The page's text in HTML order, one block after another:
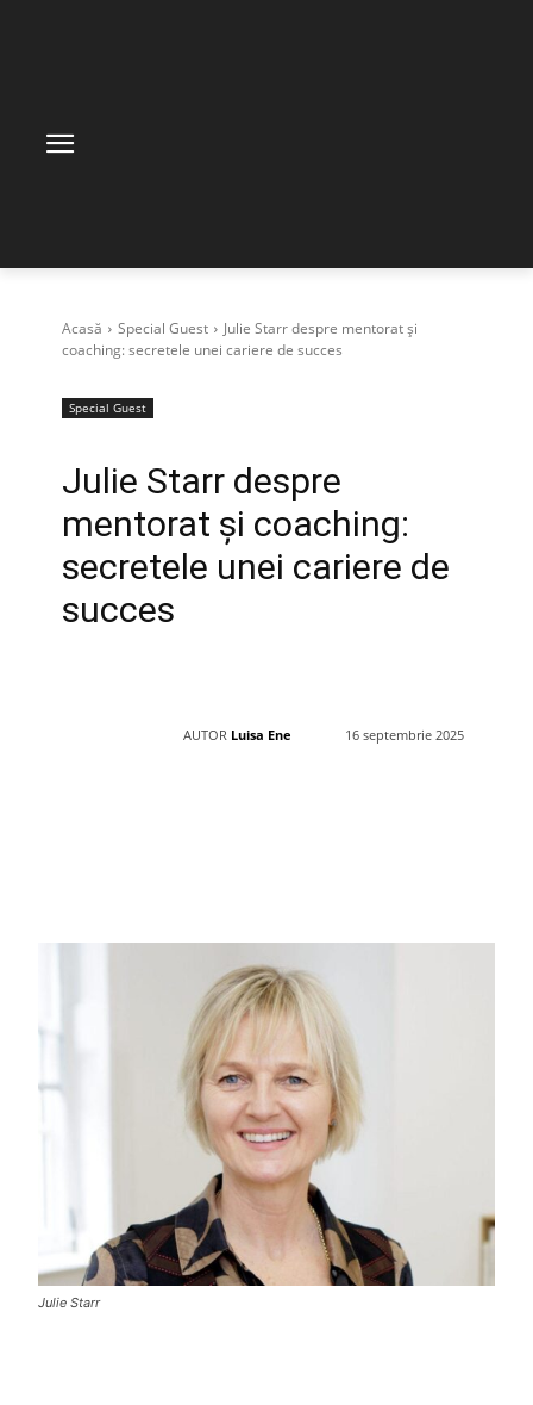
Acasă Special Guest
Julie Starr despre mentorat și
coaching: secretele unei cariere de succes
Special Guest
Julie Starr despre
mentorat și coaching:
secretele unei cariere de
succes
AUTOR Luisa Ene 16 septembrie 2025
Julie Starr